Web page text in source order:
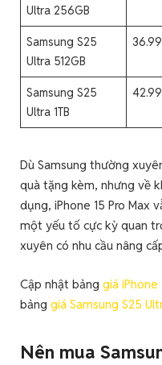
Ultra 256GB
Samsung S25
Ultra 512GB
Samsung S25
Ultra 1TB
Dù Samsung thường
quà tặng kèm, nhưng về
dụng, iPhone 15 Pro Max
một yếu tố cực kỳ quan
xuyên có nhu cầu nâng
Cập nhật bảng giá iPhone
bảng giá Samsung S25
Nên mua